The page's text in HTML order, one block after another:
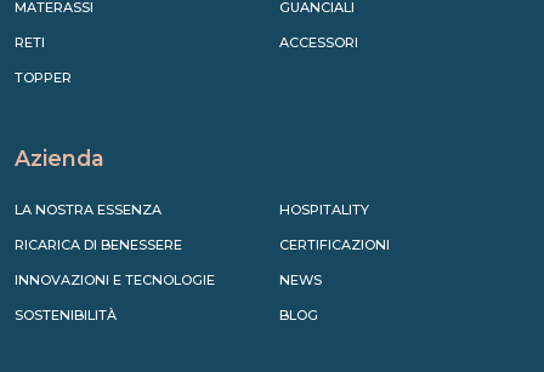
MATERASSI
RETI
TOPPER
GUANCIALI
ACCESSORI
Azienda
LA NOSTRA ESSENZA
RICARICA DI BENESSERE
INNOVAZIONI E TECNOLOGIE
SOSTENIBILITÀ
HOSPITALITY
CERTIFICAZIONI
NEWS
BLOG